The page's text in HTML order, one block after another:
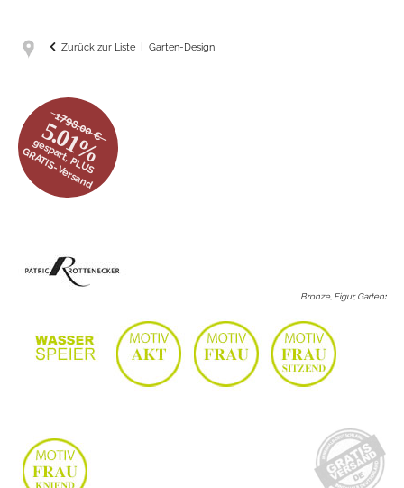
Zurück zur Liste Garten-Design
1798.00 €
5.01%
gespart, PLUS
GRATIS-Versand
Bronze, Figur, Garten: